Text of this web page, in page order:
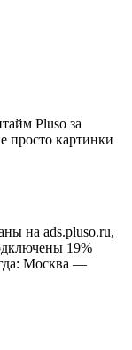
Pluso за
просто картинки
на ads.pluso.ru,
19%
Москва —